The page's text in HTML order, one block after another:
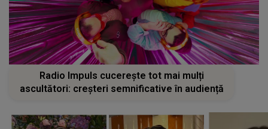
Radio Impuls cucerește tot mai mulți
ascultători: creșteri semnificative în audiență